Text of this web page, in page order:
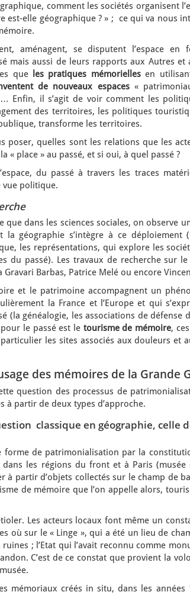
comment les sociétés organisent
est-elle géographique ? » ; ce qui va nous
aménagent, se disputent l’espace en
mais aussi de leurs rapports aux Autres et
que
les pratiques mémoriellesen
de nouveaux espaces«
Enfin, il s’agit de voir comment les
des territoires, les politiques
transforme les territoires.
poser, quelles sont les relations que les
« place » au passé, et si oui, à quel passé ?
du passé à travers les traces
vue politique.
que dans les sciences sociales, on observe
géographie s’intègre à ce déploiement
les représentations, qui explore les
du passé). Les travaux de recherche sur
Barbas, Patrice Melé ou encore
et le patrimoine accompagnent un
la France et l’Europe et qui
(la généalogie, les associations de
le passé est le tourisme de mémoire,
les sites associés aux douleurs et
des mémoires de la Grande
question des processus de
à partir de deux types d’approche.
classique en géographie, celle
forme de patrimonialisation par la
les régions du front et à Paris (musée
à partir d’objets collectés sur le champ de
de mémoire que l’on appelle alors,
Les acteurs locaux font même un
où sur le « Linge », qui a été un lieu de
; l’Etat qui l’avait reconnu comme
C’est de ce constat que provient la
mémoriaux créés in situ, dans les années